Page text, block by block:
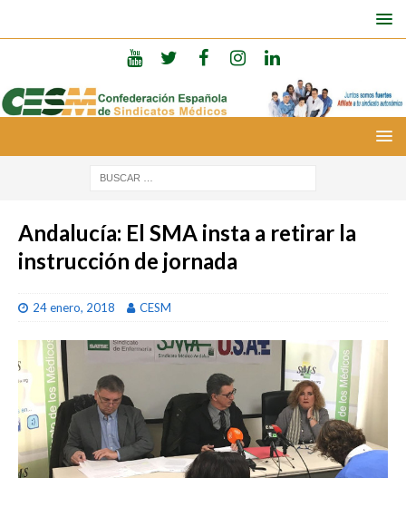
Andalucía: El SMA insta a retirar la
instrucción de jornada
24 enero, 2018 CESM